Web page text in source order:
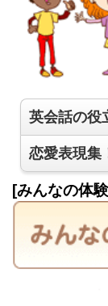
英会話の役
恋愛表現集
[みんなの体